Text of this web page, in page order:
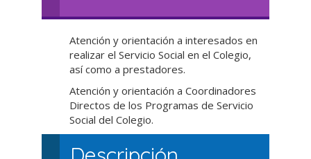
Atención y orientación a interesados en
realizar el Servicio Social en el Colegio,
así como a prestadores.
Atención y orientación a Coordinadores
Directos de los Programas de Servicio
Social del Colegio.